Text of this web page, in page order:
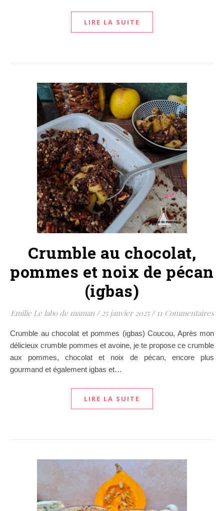
LIRE LA SUITE
Crumble au chocolat,
pommes et noix de pécan
(igbas)
Emilie Le labo de maman / 25 janvier 2025 / 11 Commentaires
Crumble au chocolat et pommes (igbas) Coucou, Après mon
délicieux crumble pommes et avoine, je te propose ce crumble
aux pommes, chocolat et noix de pécan, encore plus
gourmand et également igbas et…
LIRE LA SUITE